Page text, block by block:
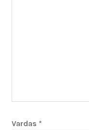
Vardas *